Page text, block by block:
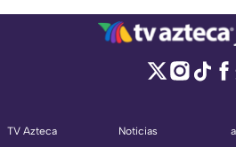
TV Azteca
Noticias